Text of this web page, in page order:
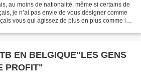
au moins de nationalité, même si certains de
je n’ai pas envie de vous désigner comme
vous qui agissez de plus en plus comme le
EN BELGIQUE"LES GENS
PROFIT"